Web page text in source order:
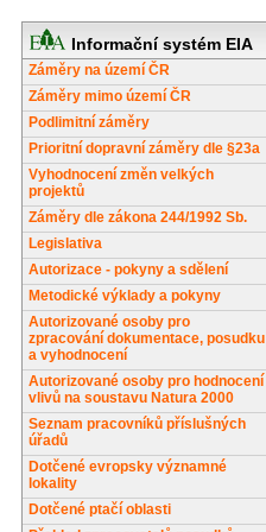
Informační systém EIA
Záměry na území ČR
Záměry mimo území ČR
Podlimitní záměry
Prioritní dopravní záměry dle §23a
Vyhodnocení změn velkých
projektů
Záměry dle zákona 244/1992 Sb.
Legislativa
Autorizace - pokyny a sdělení
Metodické výklady a pokyny
Autorizované osoby pro
zpracování dokumentace, posudku
a vyhodnocení
Autorizované osoby pro hodnocení
vlivů na soustavu Natura 2000
Seznam pracovníků příslušných
úřadů
Dotčené evropsky významné
lokality
Dotčené ptačí oblasti